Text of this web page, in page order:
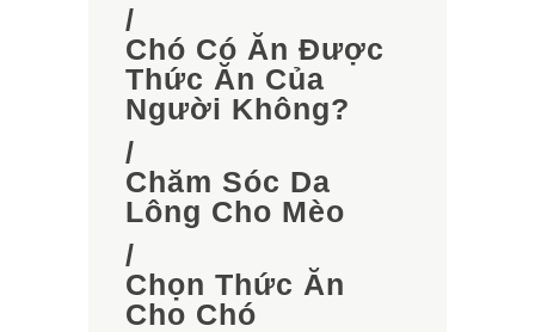
/
Chó Có Ăn Được
Thức Ăn Của
Người Không?
/
Chăm Sóc Da
Lông Cho Mèo
/
Chọn Thức Ăn
Cho Chó